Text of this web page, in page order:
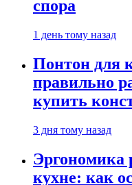
спора
1 день тому назад
Понтон для
правильно
купить
3 дня тому назад
Эргономика
кухне: как